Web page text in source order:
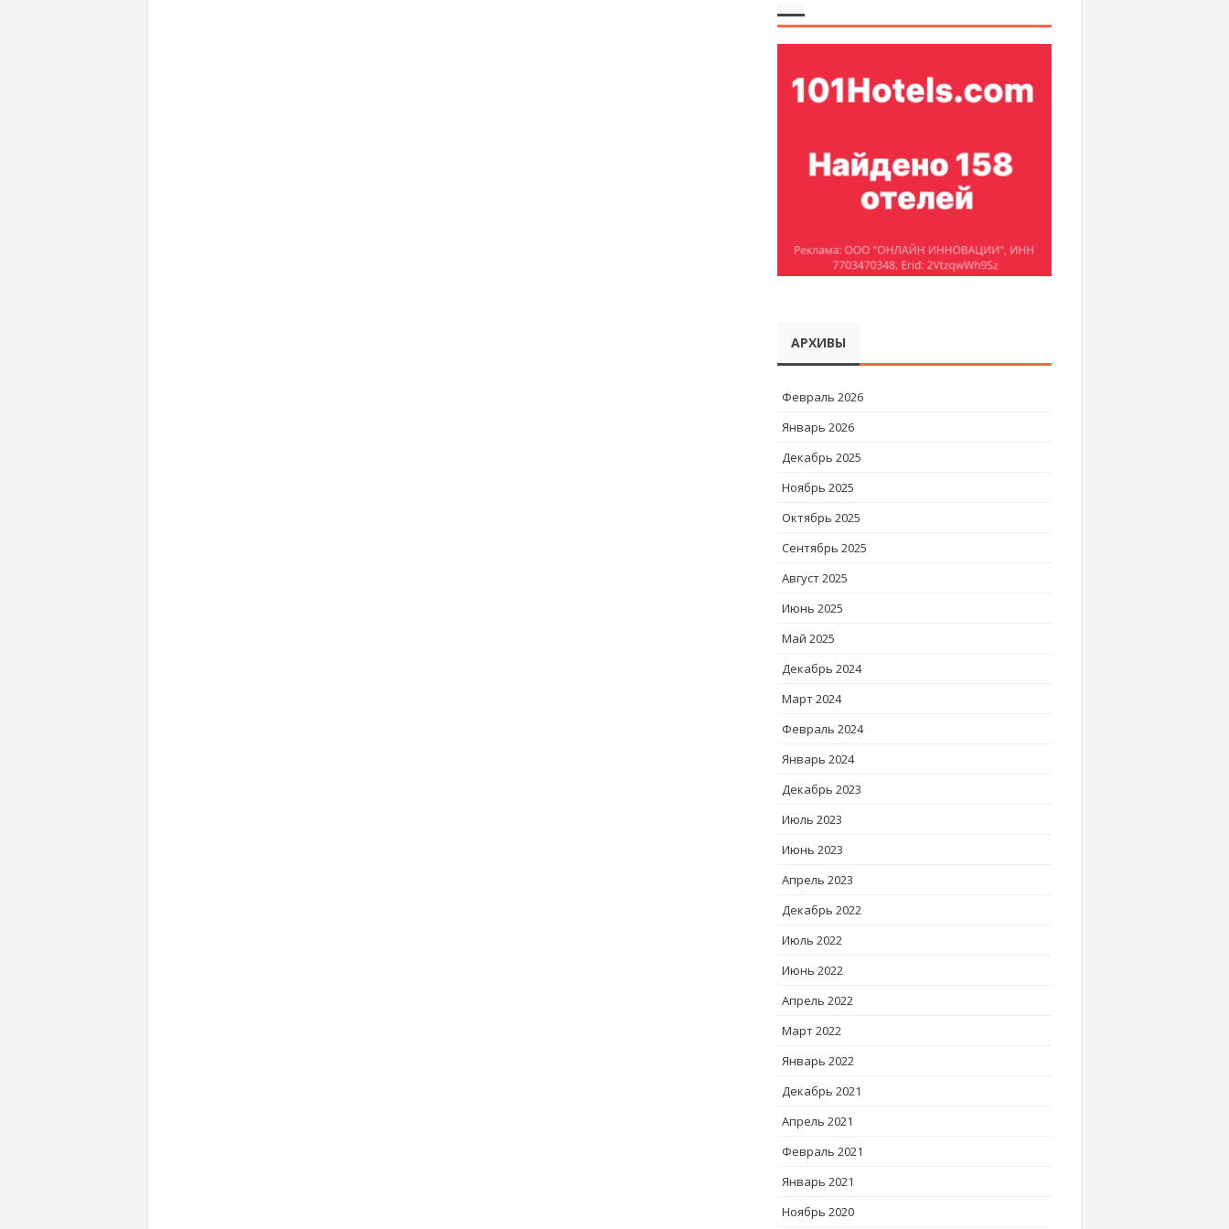
АРХИВЫ
Февраль 2026
Январь 2026
Декабрь 2025
Ноябрь 2025
Октябрь 2025
Сентябрь 2025
Август 2025
Июнь 2025
Май 2025
Декабрь 2024
Март 2024
Февраль 2024
Январь 2024
Декабрь 2023
Июль 2023
Июнь 2023
Апрель 2023
Декабрь 2022
Июль 2022
Июнь 2022
Апрель 2022
Март 2022
Январь 2022
Декабрь 2021
Апрель 2021
Февраль 2021
Январь 2021
Ноябрь 2020